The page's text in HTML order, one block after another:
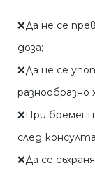
❌Да не се
доза;
❌Да не се
разнообразно
❌При
след
❌Да се